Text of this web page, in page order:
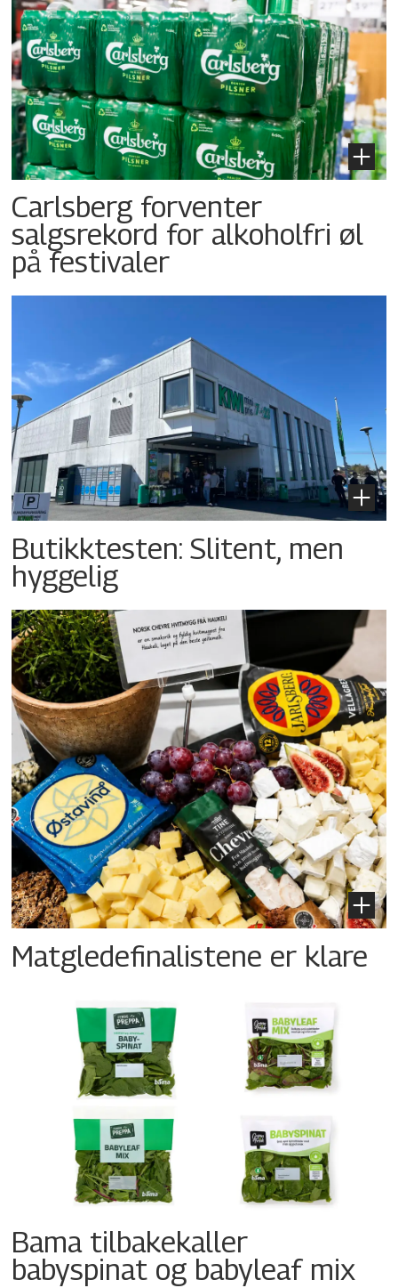
Carlsberg forventer
salgsrekord for alkoholfri øl
på festivaler
Butikktesten: Slitent, men
hyggelig
Matgledefinalistene er klare
Bama tilbakekaller
babyspinat og babyleaf mix